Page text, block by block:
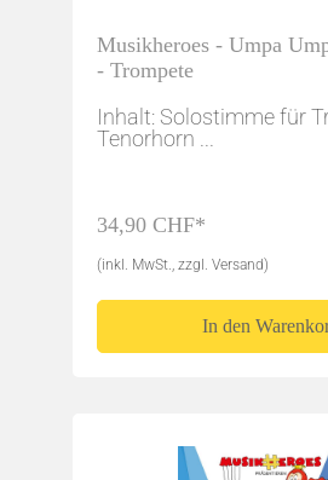
Musikheroes - Umpa
- Trompete
Inhalt: Solostimme für Trompete,
Tenorhorn ...
34,90 CHF*
(inkl. MwSt., zzgl. Versand)
In den